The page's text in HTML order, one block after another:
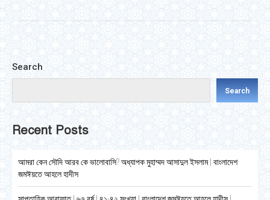
Search
Search
Recent Posts
আমরা কেন সৌদি আরব কে ভালোবাসি? অধ্যাপক মুহাম্মদ আসাদুল ইসলাম | বাংলাদেশ
জমঈয়তে আহলে হাদীস